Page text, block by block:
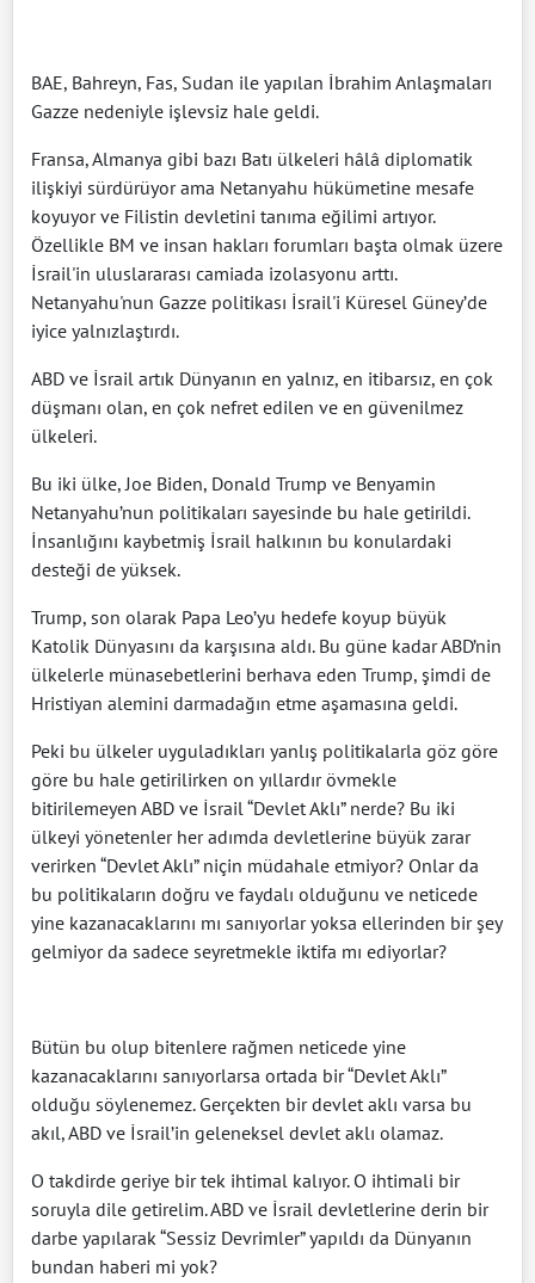
BAE, Bahreyn, Fas, Sudan ile yapılan İbrahim Anlaşmaları
Gazze nedeniyle işlevsiz hale geldi.
Fransa, Almanya gibi bazı Batı ülkeleri hâlâ diplomatik
ilişkiyi sürdürüyor ama Netanyahu hükümetine mesafe
koyuyor ve Filistin devletini tanıma eğilimi artıyor.
Özellikle BM ve insan hakları forumları başta olmak üzere
İsrail'in uluslararası camiada izolasyonu arttı.
Netanyahu'nun Gazze politikası İsrail'i Küresel Güney’de
iyice yalnızlaştırdı.
ABD ve İsrail artık Dünyanın en yalnız, en itibarsız, en çok
düşmanı olan, en çok nefret edilen ve en güvenilmez
ülkeleri.
Bu iki ülke, Joe Biden, Donald Trump ve Benyamin
Netanyahu’nun politikaları sayesinde bu hale getirildi.
İnsanlığını kaybetmiş İsrail halkının bu konulardaki
desteği de yüksek.
Trump, son olarak Papa Leo’yu hedefe koyup büyük
Katolik Dünyasını da karşısına aldı. Bu güne kadar ABD’nin
ülkelerle münasebetlerini berhava eden Trump, şimdi de
Hristiyan alemini darmadağın etme aşamasına geldi.
Peki bu ülkeler uyguladıkları yanlış politikalarla göz göre
göre bu hale getirilirken on yıllardır övmekle
bitirilemeyen ABD ve İsrail “Devlet Aklı” nerde? Bu iki
ülkeyi yönetenler her adımda devletlerine büyük zarar
verirken “Devlet Aklı” niçin müdahale etmiyor? Onlar da
bu politikaların doğru ve faydalı olduğunu ve neticede
yine kazanacaklarını mı sanıyorlar yoksa ellerinden bir şey
gelmiyor da sadece seyretmekle iktifa mı ediyorlar?
Bütün bu olup bitenlere rağmen neticede yine
kazanacaklarını sanıyorlarsa ortada bir “Devlet Aklı”
olduğu söylenemez. Gerçekten bir devlet aklı varsa bu
akıl, ABD ve İsrail’in geleneksel devlet aklı olamaz.
O takdirde geriye bir tek ihtimal kalıyor. O ihtimali bir
soruyla dile getirelim. ABD ve İsrail devletlerine derin bir
darbe yapılarak “Sessiz Devrimler” yapıldı da Dünyanın
bundan haberi mi yok?